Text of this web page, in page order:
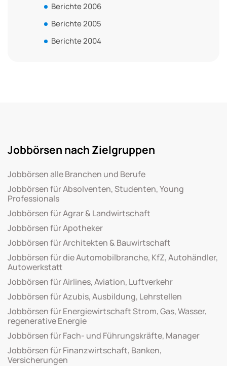
Berichte 2006
Berichte 2005
Berichte 2004
Jobbörsen nach Zielgruppen
Jobbörsen alle Branchen und Berufe
Jobbörsen für Absolventen, Studenten, Young
Professionals
Jobbörsen für Agrar & Landwirtschaft
Jobbörsen für Apotheker
Jobbörsen für Architekten & Bauwirtschaft
Jobbörsen für die Automobilbranche, KfZ, Autohändler,
Autowerkstatt
Jobbörsen für Airlines, Aviation, Luftverkehr
Jobbörsen für Azubis, Ausbildung, Lehrstellen
Jobbörsen für Energiewirtschaft Strom, Gas, Wasser,
regenerative Energie
Jobbörsen für Fach- und Führungskräfte, Manager
Jobbörsen für Finanzwirtschaft, Banken,
Versicherungen